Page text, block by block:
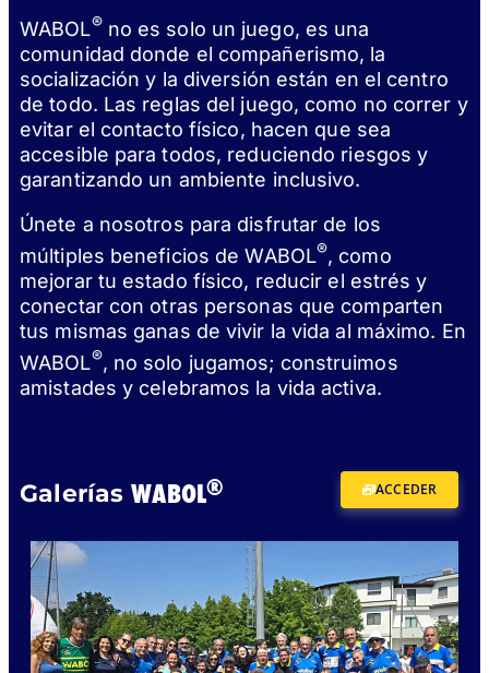
WABOL®no es solo un juego, es una
comunidad donde el compañerismo, la
socialización y la diversión están en el centro
de todo. Las reglas del juego, como no correr y
evitar el contacto físico, hacen que sea
accesible para todos, reduciendo riesgos y
garantizando un ambiente inclusivo.
Únete a nosotros para disfrutar de los
múltiples beneficios de WABOL®, como
mejorar tu estado físico, reducir el estrés y
conectar con otras personas que comparten
tus mismas ganas de vivir la vida al máximo. En
WABOL®, no solo jugamos; construimos
amistades y celebramos la vida activa.
GaleríasWABOL® ACCEDER